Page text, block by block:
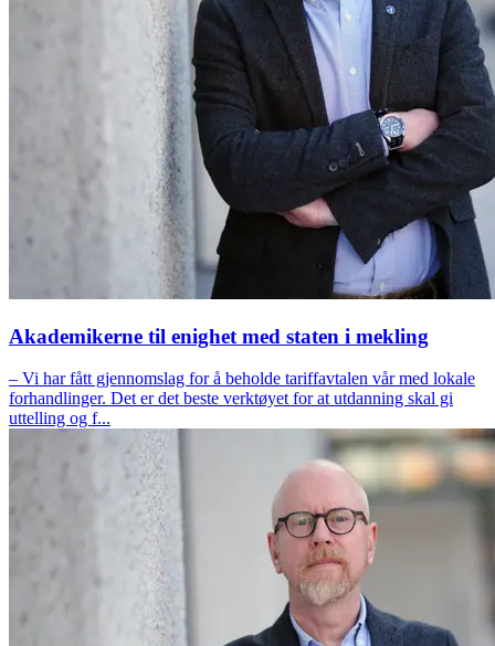
Akademikerne til enighet med staten i mekling
– Vi har fått gjennomslag for å beholde tariffavtalen vår med lokale
forhandlinger. Det er det beste verktøyet for at utdanning skal gi
uttelling og f...